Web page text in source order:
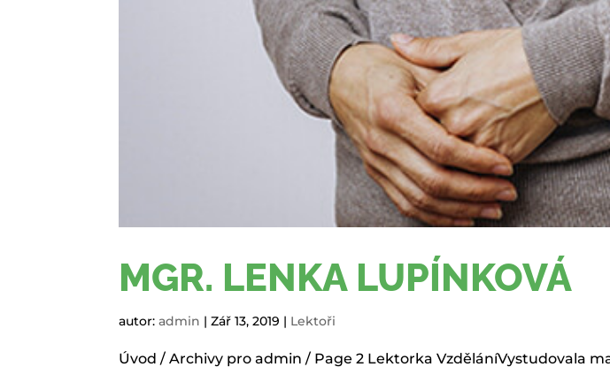
MGR. LENKA LUPÍNKOVÁ
autor:admin |Zář 13, 2019 | Lektoři
Úvod / Archivy pro admin / Page 2 Lektorka VzděláníVystudovala